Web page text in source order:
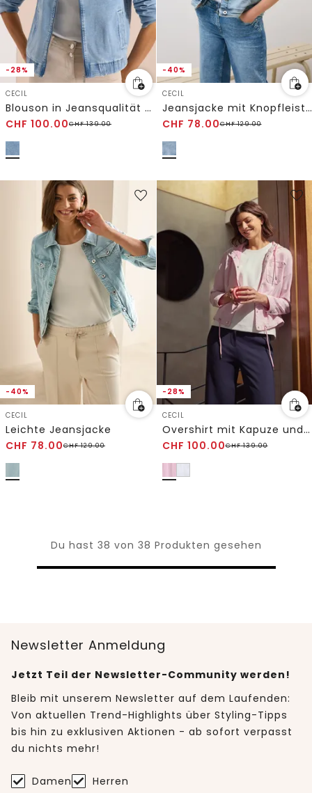
-28%
CECIL
Blouson in Jeansqualität mit Zipper
CHF 100.00CHF139.00
-40%
CECIL
Jeansjacke mit Knopfleiste
CHF 78.00CHF129.00
-40%
CECIL
Leichte Jeansjacke
CHF 78.00CHF129.00
-28%
CECIL
Overshirt mit Kapuze und Tunnelzug
CHF 100.00CHF139.00
Du hast 38 von 38 Produkten gesehen
Newsletter Anmeldung
Jetzt Teil der Newsletter-Community werden!
Bleib mit unserem Newsletter auf dem Laufenden:
Von aktuellen Trend-Highlights über Styling-Tipps
bis hin zu exklusiven Aktionen - ab sofort verpasst
du nichts mehr!
Damen Herren